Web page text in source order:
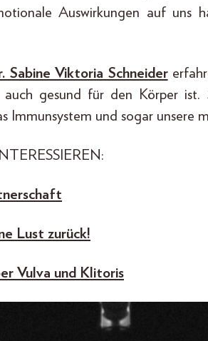
Auswirkungen auf uns
Sabine Viktoria Schneider
gesund für den Körper ist.
Immunsystem und sogar unsere
Lust zurück!
Vulva und Klitoris